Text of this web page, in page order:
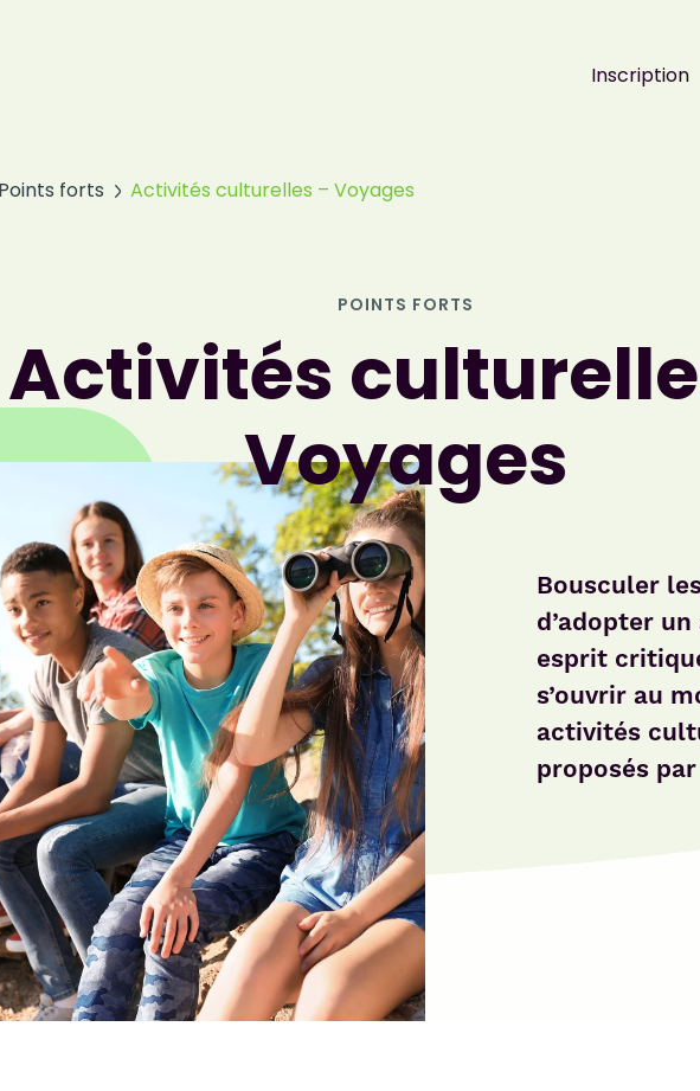
Inscription
Points forts Activités culturelles – Voyages
POINTS FORTS
Activités
Voyages
Bousculer
d’adopter
esprit
s’ouvrir au
activités
proposés par